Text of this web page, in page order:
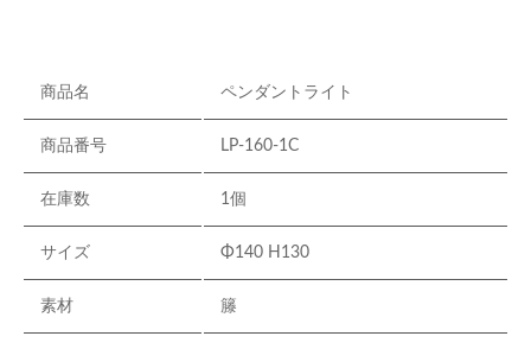
商品名 ペンダントライト
商品番号 LP-160-1C
在庫数 1個
サイズ Φ140 H130
素材 籐